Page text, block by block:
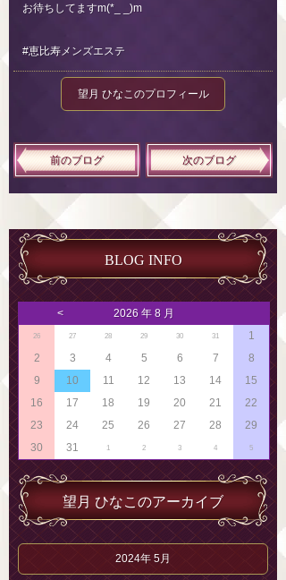
お待ちしてますm(*_ _)m
#恵比寿メンズエステ
望月 ひなこのプロフィール
前のブログ 次のブログ
BLOG INFO
< 2026 年 8 月
26 27 28 29 30 31
1
2
3 4 5 6 7
8
9
10 11 12 13 14
15
16
17 18 19 20 21
22
23
24 25 26 27 28
29
30
31 1 2 3 4 5
望月 ひなこのアーカイブ
2024年 5月